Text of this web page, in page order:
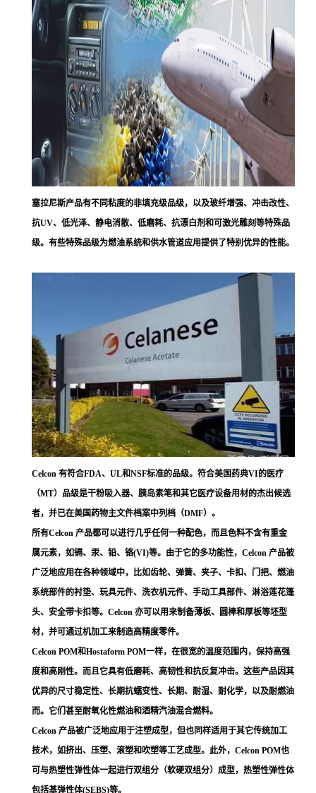
塞拉尼斯产品有不同粘度的非填充级品级，以及玻纤增强、冲击改性、
抗UV、低光泽、静电消散、低磨耗、抗漂白剂和可激光雕刻等特殊品
级。有些特殊品级为燃油系统和供水管道应用提供了特别优异的性能。
Celcon 有符合FDA、UL和NSF标准的品级。符合美国药典VI的医疗
（MT）品级是干粉吸入器、胰岛素笔和其它医疗设备用材的杰出候选
者，并已在美国药物主文件档案中列档（DMF）。
所有Celcon 产品都可以进行几乎任何一种配色，而且色料不含有重金
属元素，如镉、汞、铅、铬(VI)等。由于它的多功能性，Celcon 产品被
广泛地应用在各种领域中，比如齿轮、弹簧、夹子、卡扣、门把、燃油
系统部件的衬垫、玩具元件、洗衣机元件、手动工具部件、淋浴莲花篷
头、安全带卡扣等。Celcon 亦可以用来制备薄板、圆棒和厚板等坯型
材，并可通过机加工来制造高精度零件。
Celcon POM和Hostaform POM一样，在很宽的温度范围内，保持高强
度和高刚性。而且它具有低磨耗、高韧性和抗反复冲击。这些产品因其
优异的尺寸稳定性、长期抗蠕变性、长期、耐湿、耐化学，以及耐燃油
而。它们甚至耐氧化性燃油和酒精汽油混合燃料。
Celcon 产品被广泛地应用于注塑成型，但也同样适用于其它传统加工
技术，如挤出、压塑、滚塑和吹塑等工艺成型。此外，Celcon POM也
可与热塑性弹性体一起进行双组分（软硬双组分）成型，热塑性弹性体
包括基弹性体(SEBS)等。